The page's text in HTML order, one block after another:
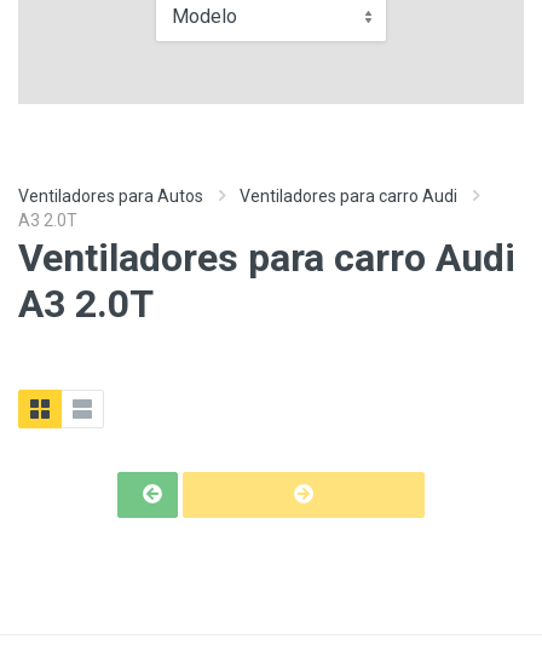
Modelo
Ventiladores para Autos
Ventiladores para carro Audi
A3 2.0T
Ventiladores para carro Audi
A3 2.0T